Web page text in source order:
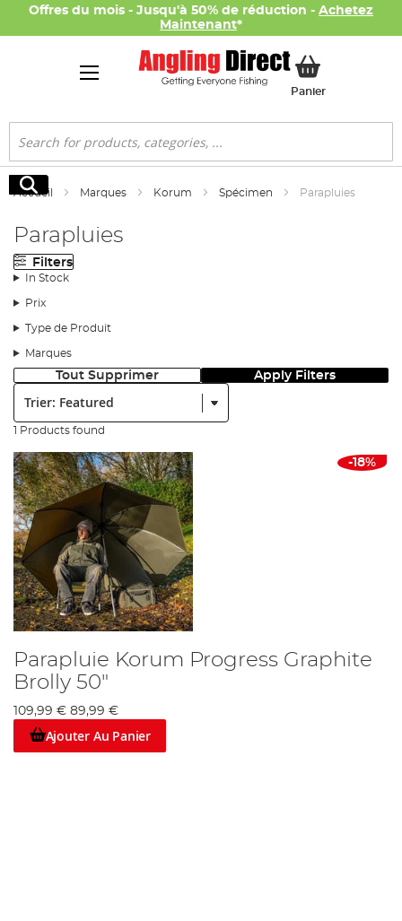
Offres du mois - Jusqu'à 50% de réduction - Achetez
Maintenant*
PanierMon panier
Rechercher
Rechercher
Accueil Marques Korum Spécimen Parapluies
Parapluies
Filters
In Stock
Prix
Type de Produit
Marques
Tout Supprimer Apply Filters
1 Products found
-18%
Parapluie Korum Progress Graphite
Brolly 50"
109,99 € 89,99 €
Ajouter Au Panier